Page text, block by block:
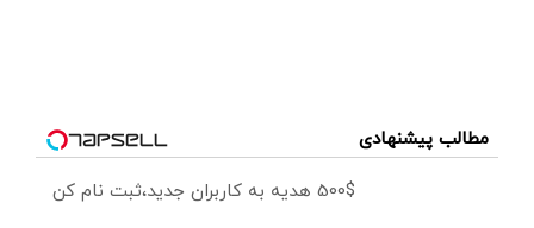
مطالب پیشنهادی
500$ هدیه به کاربران جدید،ثبت نام کن